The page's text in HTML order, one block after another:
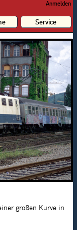
Anmelden
Service
großen Kurve in